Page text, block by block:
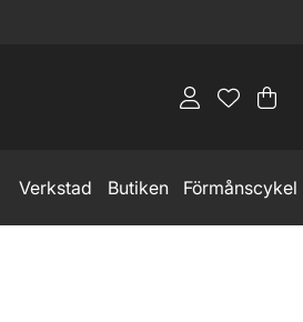
.
Verkstad Butiken Förmånscykel